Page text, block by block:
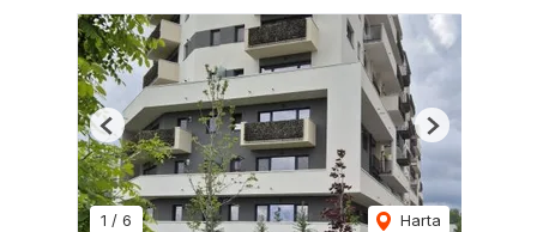
1 / 6 Harta
Previous Next